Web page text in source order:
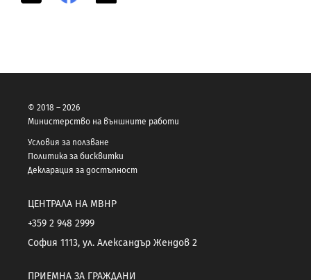
© 2018 – 2026
Министерство на външните работи
Условия за ползване
Политика за бисквитки
Декларация за достъпност
ЦЕНТРАЛА НА МВНР
+359 2 948 2999
София 1113, ул. Александър Жендов 2
ПРИЕМНА ЗА ГРАЖДАНИ